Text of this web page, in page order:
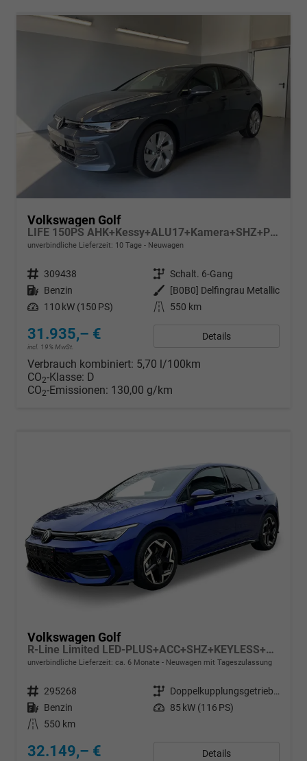
Volkswagen Golf
LIFE 150PS AHK+Kessy+ALU17+Kamera+SHZ+Parklenk+Alarm
unverbindliche Lieferzeit: 10 Tage Neuwagen
Fahrzeugnr. 309438 Getriebe Schalt. 6-Gang
Kraftstoff Benzin Außenfarbe
[B0B0] Delfingrau Metallic
Leistung 110 kW (150 PS) Kilometerstand 550 km
31.935,– €
incl. 19% MwSt.
Details
Verbrauch kombiniert: 5,70 l/100km
CO2-Klasse: D
CO2-Emissionen: 130,00 g/km
Volkswagen Golf
R-Line Limited LED-PLUS+ACC+SHZ+KEYLESS+KAMERA
unverbindliche Lieferzeit: ca. 6 Monate Neuwagen mit Tageszulassung
Fahrzeugnr. 295268 Getriebe
Doppelkupplungsgetriebe (DSG)
Kraftstoff Benzin Leistung 85 kW (116 PS)
Kilometerstand
550 km
32.149,– € Details